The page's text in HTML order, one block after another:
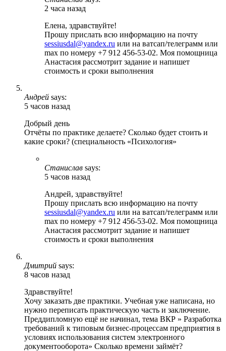
2 часа назад
Елена, здравствуйте!
Прошу прислать всю информацию на почту
sessiusdal@yandex.ru или на ватсап/телеграмм или
max по номеру +7 912 456-53-02. Моя помощница
Анастасия рассмотрит задание и напишет
стоимость и сроки выполнения
Андрей says:
5 часов назад
Добрый день
Отчёты по практике делаете? Сколько будет стоить и
какие сроки? (специальность «Психология»
Станислав says:
5 часов назад
Андрей, здравствуйте!
Прошу прислать всю информацию на почту
sessiusdal@yandex.ru или на ватсап/телеграмм или
max по номеру +7 912 456-53-02. Моя помощница
Анастасия рассмотрит задание и напишет
стоимость и сроки выполнения
Дмитрий says:
8 часов назад
Здравствуйте!
Хочу заказать две практики. Учебная уже написана, но
нужно переписать практическую часть и заключение.
Преддипломную ещё не начинал, тема ВКР » Разработка
требований к типовым бизнес-процессам предприятия в
условиях использования систем электронного
документооборота» Сколько времени займёт?